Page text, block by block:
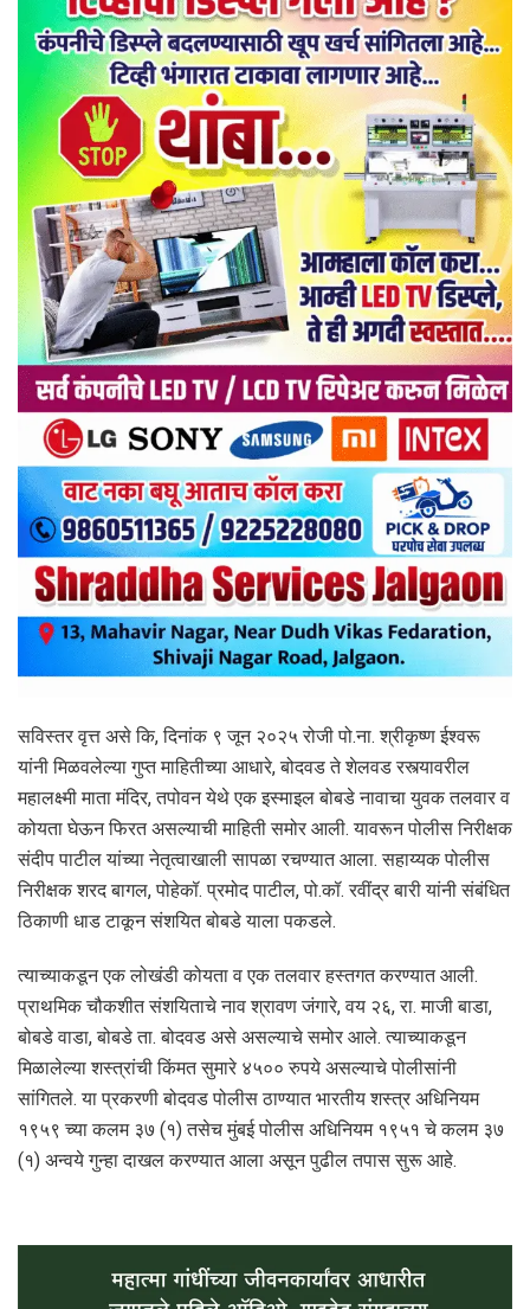
सविस्तर वृत्त असे कि, दिनांक ९ जून २०२५ रोजी पो.ना. श्रीकृष्ण ईश्वरू
यांनी मिळवलेल्या गुप्त माहितीच्या आधारे, बोदवड ते शेलवड रस्त्यावरील
महालक्ष्मी माता मंदिर, तपोवन येथे एक इस्माइल बोबडे नावाचा युवक तलवार व
कोयता घेऊन फिरत असल्याची माहिती समोर आली. यावरून पोलीस निरीक्षक
संदीप पाटील यांच्या नेतृत्वाखाली सापळा रचण्यात आला. सहाय्यक पोलीस
निरीक्षक शरद बागल, पोहेकॉ. प्रमोद पाटील, पो.कॉ. रवींद्र बारी यांनी संबंधित
ठिकाणी धाड टाकून संशयित बोबडे याला पकडले.
त्याच्याकडून एक लोखंडी कोयता व एक तलवार हस्तगत करण्यात आली.
प्राथमिक चौकशीत संशयिताचे नाव श्रावण जंगारे, वय २६, रा. माजी बाडा,
बोबडे वाडा, बोबडे ता. बोदवड असे असल्याचे समोर आले. त्याच्याकडून
मिळालेल्या शस्त्रांची किंमत सुमारे ४५०० रुपये असल्याचे पोलीसांनी
सांगितले. या प्रकरणी बोदवड पोलीस ठाण्यात भारतीय शस्त्र अधिनियम
१९५९ च्या कलम ३७ (१) तसेच मुंबई पोलीस अधिनियम १९५१ चे कलम ३७
(१) अन्वये गुन्हा दाखल करण्यात आला असून पुढील तपास सुरू आहे.